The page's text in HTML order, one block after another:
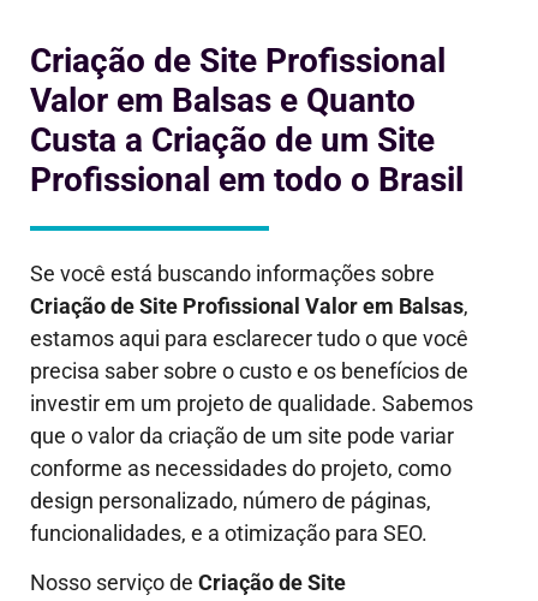
Criação de Site Profissional
Valor em Balsas e Quanto
Custa a Criação de um Site
Profissional em todo o Brasil
Se você está buscando informações sobre
Criação de Site Profissional Valor em Balsas,
estamos aqui para esclarecer tudo o que você
precisa saber sobre o custo e os benefícios de
investir em um projeto de qualidade. Sabemos
que o valor da criação de um site pode variar
conforme as necessidades do projeto, como
design personalizado, número de páginas,
funcionalidades, e a otimização para SEO.
Nosso serviço de Criação de Site